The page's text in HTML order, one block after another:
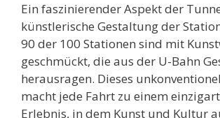
Ein faszinierender Aspekt der
künstlerische Gestaltung der
90 der 100 Stationen sind mit
geschmückt, die aus der U-Bahn
herausragen. Dieses
macht jede Fahrt zu einem
Erlebnis, in dem Kunst und Kultur